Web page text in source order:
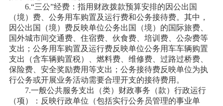
6.“三公”经费：指用财政拨款预算安排的因公出国
（境）费、公务用车购置及运行费和公务接待费。其中，
因公出国（境）费反映单位公务出国（境）的国际旅费、
国外城市间交通费、住宿费、伙食费、培训费、公杂费等
支出；公务用车购置及运行费反映单位公务用车车辆购置
支出（含车辆购置税）、燃料费、维修费、过路过桥费、
保险费、安全奖励费用等支出；公务接待费反映单位为执
行公务或开展业务活动需要合理开支的接待费用。
7.一般公共服务支出（类）财政事务（款）行政运行
（项）：反映行政单位（包括实行公务员管理的事业单